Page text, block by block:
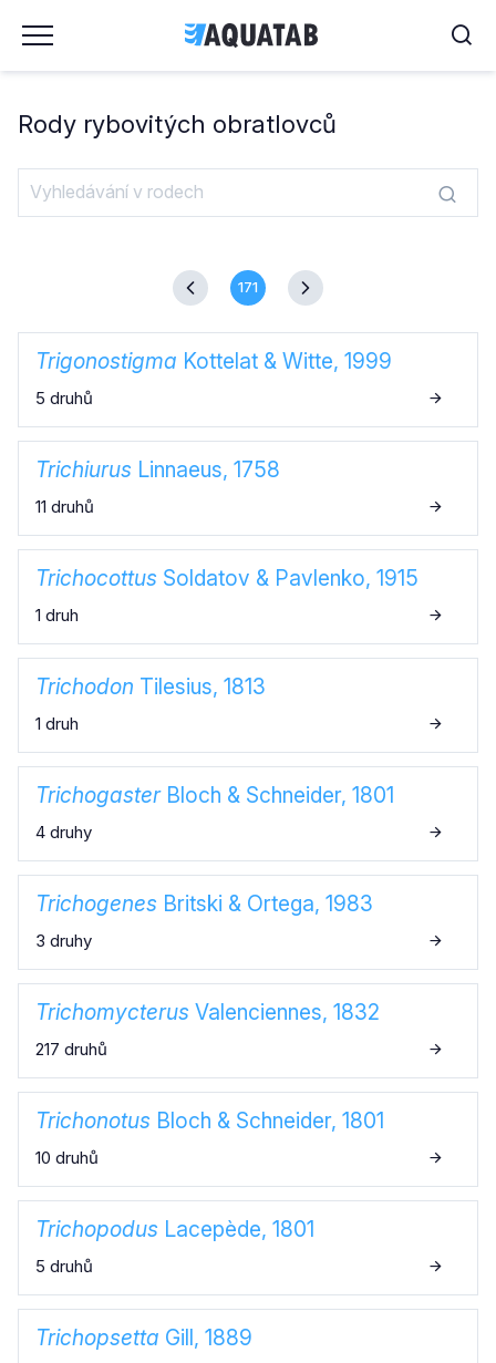
Rody rybovitých obratlovců
171
Trigonostigma Kottelat & Witte, 1999
5 druhů
Trichiurus Linnaeus, 1758
11 druhů
Trichocottus Soldatov & Pavlenko, 1915
1 druh
Trichodon Tilesius, 1813
1 druh
TrichogasterBloch & Schneider, 1801
4 druhy
Trichogenes Britski & Ortega, 1983
3 druhy
Trichomycterus Valenciennes, 1832
217 druhů
Trichonotus Bloch & Schneider, 1801
10 druhů
Trichopodus Lacepède, 1801
5 druhů
Trichopsetta Gill, 1889